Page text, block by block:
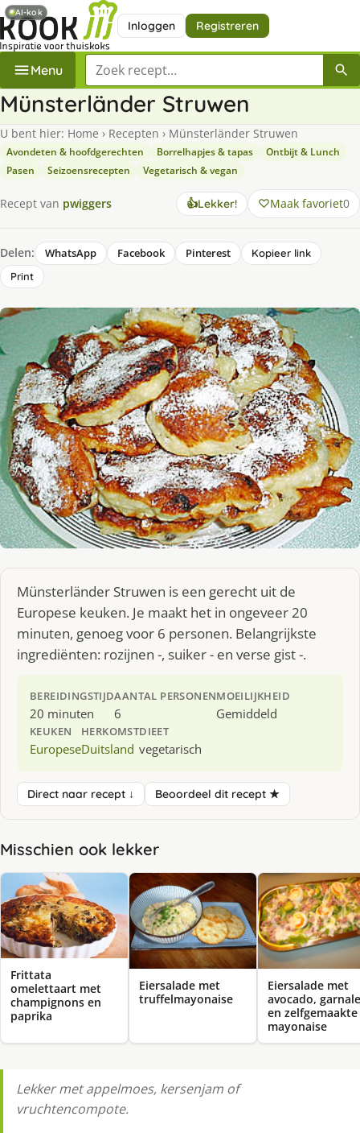
Inloggen Registreren
Menu Zoek een recept
Münsterländer Struwen
U bent hier: Home › Recepten › Münsterländer Struwen
Avondeten & hoofdgerechten Borrelhapjes & tapas
Ontbijt & Lunch
Pasen
Seizoensrecepten Vegetarisch & vegan
Recept van pwiggers 👍Lekker! Maak favoriet0
Delen: WhatsApp Facebook Pinterest
Kopieer link
Print
Münsterländer Struwen is een gerecht uit de
Europese keuken. Je maakt het in ongeveer 20
minuten, genoeg voor 6 personen. Belangrijkste
ingrediënten: rozijnen -, suiker - en verse gist -.
BEREIDINGSTIJD
20 minuten
AANTAL PERSONEN
6
MOEILIJKHEID
Gemiddeld
KEUKEN
Europese
HERKOMST
Duitsland
DIEET
vegetarisch
Direct naar recept ↓ Beoordeel dit recept ★
Misschien ook lekker
Frittata
omelettaart met
champignons en
paprika
Eiersalade met
truffelmayonaise
Eiersalade met
avocado,
en zelfgemaakte
mayonaise
AI-kok
Lekker met appelmoes, kersenjam of
vruchtencompote.